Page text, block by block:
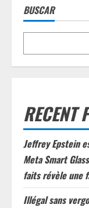
BUSCAR
RECENT
Jeffrey Epstein
Meta Smart
faits révèle une
Illégal sans